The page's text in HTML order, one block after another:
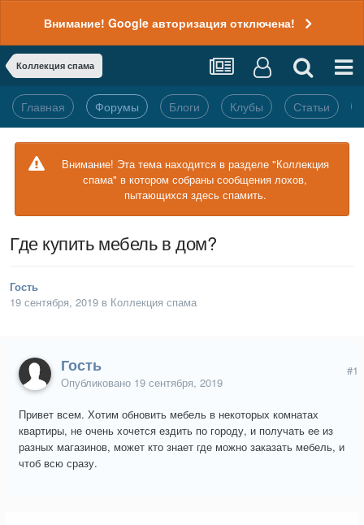
Внимание! Google авторизация отключена!
Коллекция спама
Главная Форумы Блоги Клубы Статьи
Внимание! Эта тема находится в разделе "Коллекция
спама" в котором собраны сообщения лохов,
пытающихся здесь спамить.
Где купить мебель в дом?
Гость
19 сентября, 2019 в Коллекция спама
Гость
Опубликовано 19 сентября, 2019
#1
Привет всем. Хотим обновить мебель в некоторых комнатах
квартиры, не очень хочется ездить по городу, и получать ее из
разных магазинов, может кто знает где можно заказать мебель, и
чтоб всю сразу.